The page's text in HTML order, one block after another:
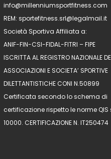
info@millenniumsportfitness.com
REM: sportefitness.srl@legalmail.it
Società Sportiva Affiliata a:
ANIF-FIN-CSI-FIDAL-FITRI – FIPE
ISCRITTA AL REGISTRO NAZIONALE
ASSOCIAZIONI E SOCIETA’ SPORTIVE
DILETTANTISTICHE CONI N.50899
Certificata secondo lo schema di
certificazione rispetto le norme QIS
10000. CERTIFICAZIONE N. IT250474